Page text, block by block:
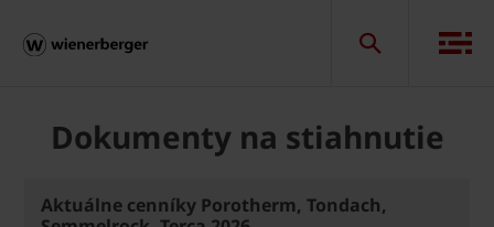
Dokumenty na stiahnutie
Aktuálne cenníky Porotherm, Tondach,